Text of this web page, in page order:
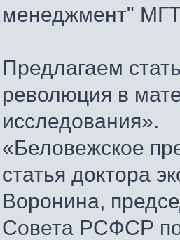
менеджмент"
Предлагаем
революция в
исследования».
«Беловежское
статья доктора
Воронина,
Совета РСФСР